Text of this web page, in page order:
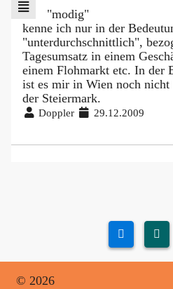
"modig"
kenne ich nur in der
"unterdurchschnittlich",
Tagesumsatz in einem
einem Flohmarkt etc. In der
ist es mir in Wien noch nicht
der Steiermark.
Doppler 29.12.2009
© 2026